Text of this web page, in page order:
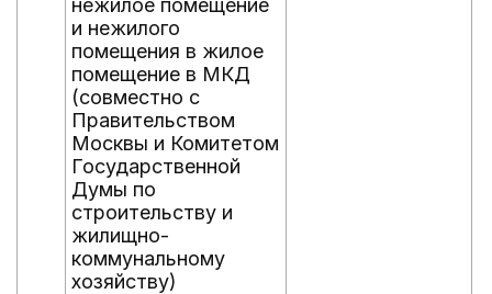
нежилое помещение
и нежилого
помещения в жилое
помещение в МКД
(совместно с
Правительством
Москвы и Комитетом
Государственной
Думы по
строительству и
жилищно-
коммунальному
хозяйству)